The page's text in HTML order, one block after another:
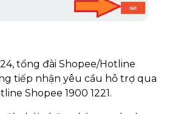
tổng đài Shopee/Hotline
tiếp nhận yêu cầu hỗ trợ qua
Shopee 1900 1221.